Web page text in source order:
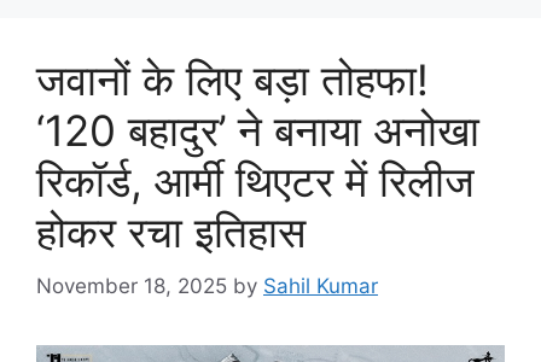
जवानों के लिए बड़ा तोहफा!
‘120 बहादुर’ ने बनाया अनोखा
रिकॉर्ड, आर्मी थिएटर में रिलीज
होकर रचा इतिहास
November 18, 2025 by Sahil Kumar